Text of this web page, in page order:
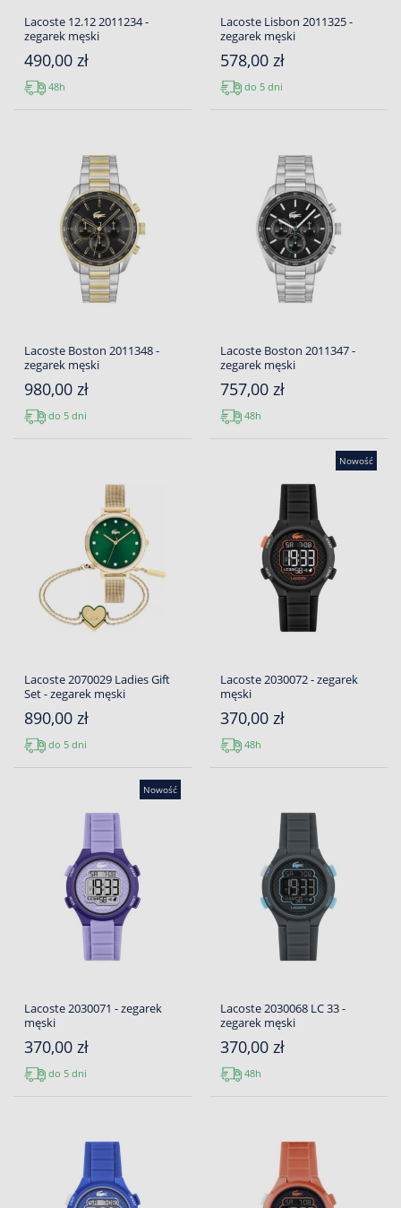
Lacoste 12.12 2011234 -
zegarek męski
490,00 zł
48h
Lacoste Lisbon 2011325 -
zegarek męski
578,00 zł
do 5 dni
Lacoste Boston 2011348 -
zegarek męski
980,00 zł
do 5 dni
Lacoste Boston 2011347 -
zegarek męski
757,00 zł
48h
Lacoste 2070029 Ladies Gift
Set - zegarek męski
890,00 zł
do 5 dni
Nowość
Lacoste 2030072 - zegarek
męski
370,00 zł
48h
Nowość
Lacoste 2030071 - zegarek
męski
370,00 zł
do 5 dni
Lacoste 2030068 LC 33 -
zegarek męski
370,00 zł
48h